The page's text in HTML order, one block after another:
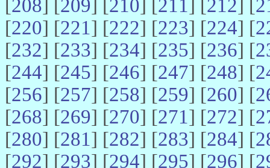
[208] [209] [210] [211] [212] [
[220] [221] [222] [223] [224] [
[232] [233] [234] [235] [236] [
[244] [245] [246] [247] [248] [
[256] [257] [258] [259] [260] [
[268] [269] [270] [271] [272] [
[280] [281] [282] [283] [284] [
[292] [293] [294] [295] [296] [